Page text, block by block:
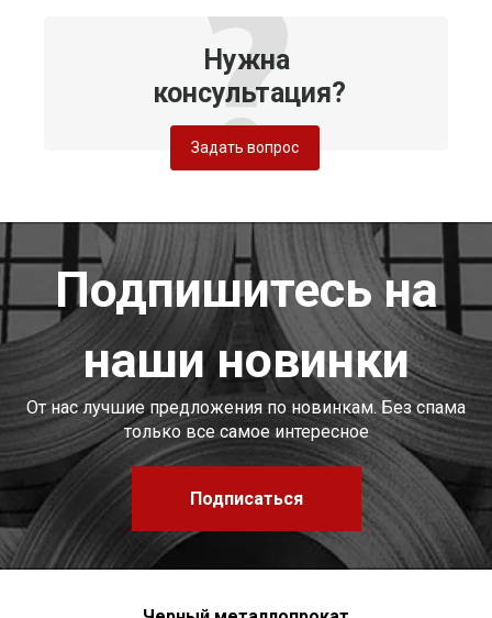
Нужна
консультация?
Задать вопрос
Подпишитесь на
наши новинки
От нас лучшие предложения по новинкам. Без спама
только все самое интересное
Подписаться